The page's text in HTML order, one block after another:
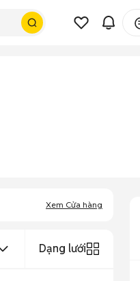
Xem Cửa hàng
Dạng lưới